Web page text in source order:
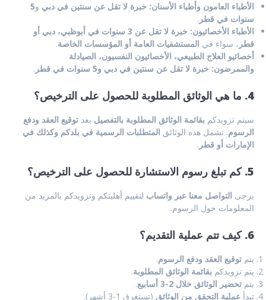
الأطباء العامون وأطباء الأسنان: خبرة لا تقل عن سنتين في دبي و5
سنوات في قطر .
الأطباء الأخصائيون:
خبرة لا تقل عن 3 سنوات في أبوظبي، دبي أو
قطر ، سواء في المستشفيات العامة أو المؤسسات الخاصة.
أخصائيو العلاج الطبيعي، الأخصائيون النفسيون، الصيادلة
والممرضون: خبرة لا تقل عن سنتين في دبي و5 سنوات في قطر .
4. ما هي الوثائق المطلوبة للحصول على الترخيص؟
سيتم تزويدكم بقائمة الوثائق المطلوبة بالتفصيل بعد توقيع العقد ودفع
الرسوم. تشمل هذه الوثائق المتطلبات الرسمية في بلدكم وكذلك في
الإمارات أو قطر .
5. كم تبلغ رسوم الاستشارة للحصول على الترخيص؟
يرجى التواصل معنا عبر واتساب لتقييم أهليتكم وتزويدكم بالمزيد من
المعلومات حول الرسوم.
6. كيف تتم عملية التقديم؟
يتم توقيع العقد ودفع الرسوم.
يتم تزويدكم بقائمة الوثائق المطلوبة.
يتم تحضير الوثائق خلال 2-3 أسابيع
.
تبدأ عملية التحقق من الوثائق (تستغرق 1-3 أشهر).